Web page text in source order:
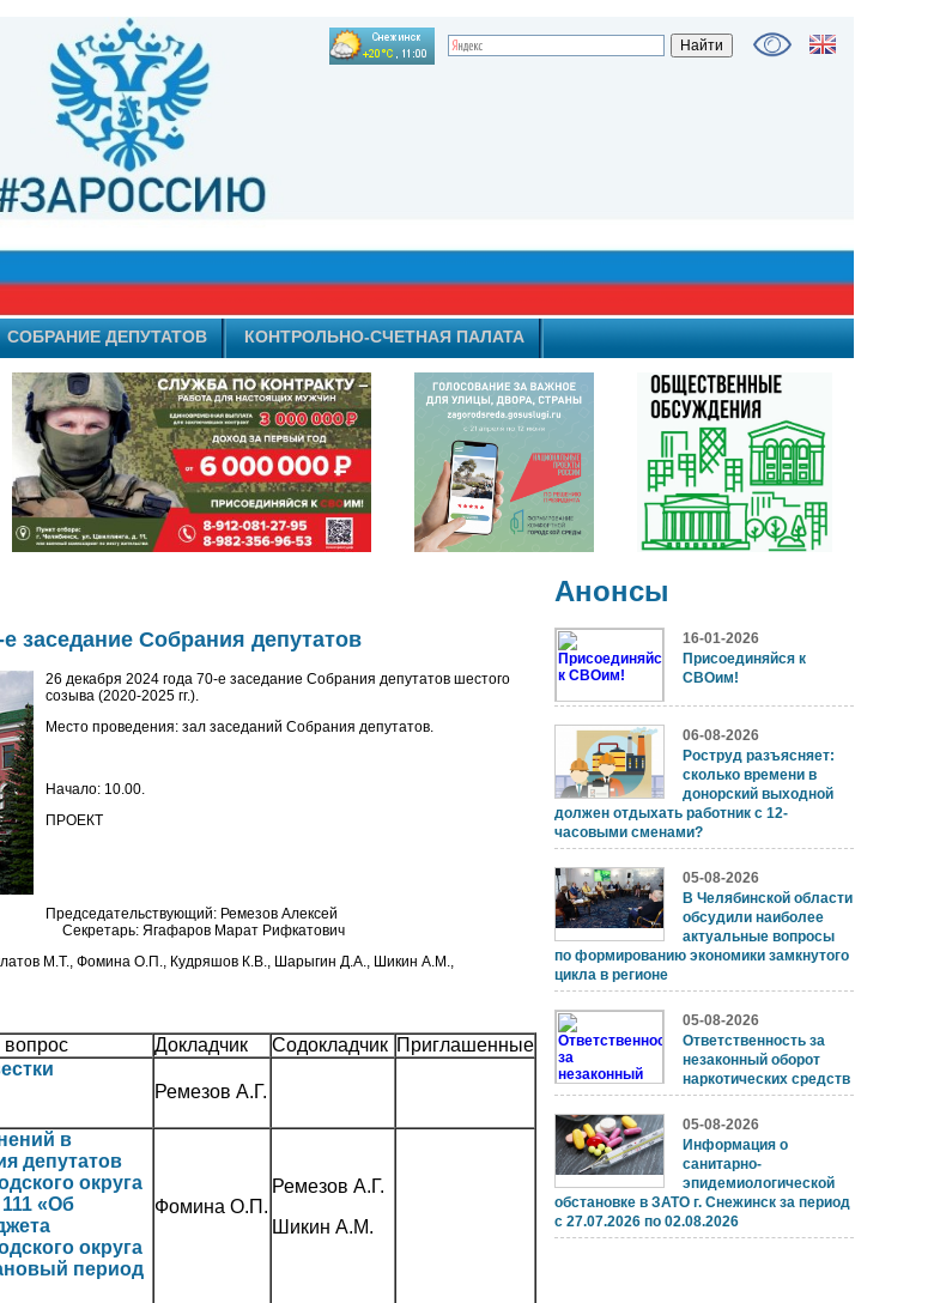
СОБРАНИЕ ДЕПУТАТОВ КОНТРОЛЬНО-СЧЕТНАЯ ПАЛАТА
заседание Собрания депутатов
26 декабря 2024 года 70-е заседание Собрания депутатов шестого
созыва (2020-2025 гг.).
Место проведения: зал заседаний Собрания депутатов.
Начало: 10.00.
ПРОЕКТ
Председательствующий: Ремезов Алексей
Ягафаров Марат Рифкатович
М.Т., Фомина О.П., Кудряшов К.В., Шарыгин Д.А., Шикин А.М.,
Докладчик Содокладчик Приглашенные
Ремезов А.Г.
в
депутатов
округа
«Об
округа
период
Фомина О.П.
Ремезов А.Г.
Шикин А.М.
Анонсы
16-01-2026
Присоединяйся к
СВОим!
06-08-2026
Роструд разъясняет:
сколько времени в
донорский выходной
должен отдыхать работник с 12-
часовыми сменами?
05-08-2026
В Челябинской области
обсудили наиболее
актуальные вопросы
по формированию экономики замкнутого
цикла в регионе
05-08-2026
Ответственность за
незаконный оборот
наркотических средств
05-08-2026
Информация о
санитарно-
эпидемиологической
обстановке в ЗАТО г. Снежинск за период
с 27.07.2026 по 02.08.2026